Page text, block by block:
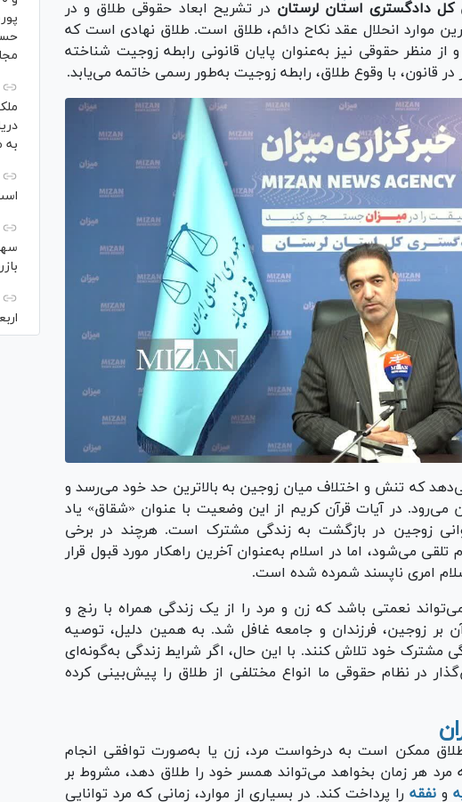
دادگستری استان لرستان در تشریح ابعاد حقوقی طلاق و در
موارد انحلال عقد نکاح دائم، طلاق است. طلاق نهادی است که
منظر حقوقی نیز به‌عنوان پایان قانونی رابطه زوجیت شناخته
با وقوع طلاق، رابطه زوجیت به‌طور رسمی خاتمه می‌یابد.
که تنش و اختلاف میان زوجین به بالاترین حد خود می‌رسد و
در آیات قرآن کریم از این وضعیت با عنوان «شقاق» یاد
زوجین در بازگشت به زندگی مشترک است. هرچند در برخی
می‌شود، اما در اسلام به‌عنوان آخرین راهکار مورد قبول قرار
امری ناپسند شمرده شده است.
نعمتی باشد که زن و مرد را از یک زندگی همراه با رنج و
بر زوجین، فرزندان و جامعه غافل شد. به همین دلیل، توصیه
مشترک خود تلاش کنند. با این حال، اگر شرایط زندگی به‌گونه‌ای
در نظام حقوقی ما انواع مختلفی از طلاق را پیش‌بینی کرده
ممکن است به درخواست مرد، زن یا به‌صورت توافقی انجام
هر زمان بخواهد می‌تواند همسر خود را طلاق دهد، مشروط بر
ونفقه را پرداخت کند. در بسیاری از موارد، زمانی که مرد توانایی
به